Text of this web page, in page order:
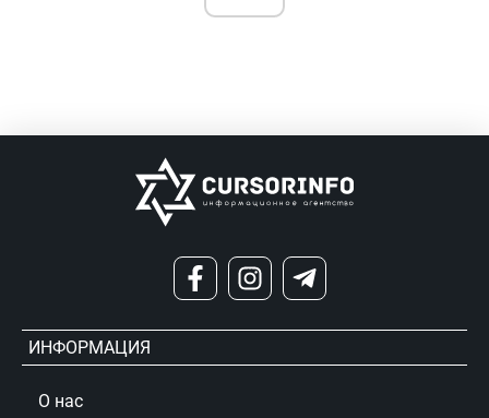
ИНФОРМАЦИЯ
О нас